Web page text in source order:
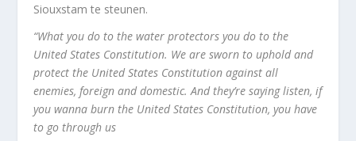
Siouxstam te steunen.
“What you do to the water protectors you do to the
United States Constitution. We are sworn to uphold and
protect the United States Constitution against all
enemies, foreign and domestic. And they’re saying listen, if
you wanna burn the United States Constitution, you have
to go through us